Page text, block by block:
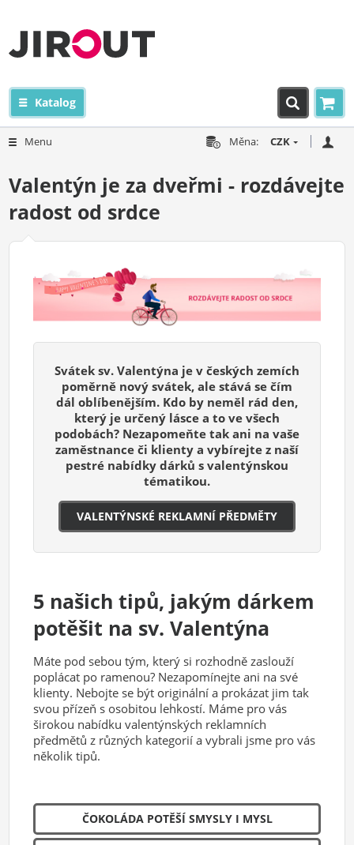
Katalog
Menu Měna: CZK
Valentýn je za dveřmi - rozdávejte
radost od srdce
Svátek sv. Valentýna je v českých zemích
poměrně nový svátek, ale stává se čím
dál oblíbenějším. Kdo by neměl rád den,
který je určený lásce a to ve všech
podobách? Nezapomeňte tak ani na vaše
zaměstnance či klienty a vybírejte z naší
pestré nabídky dárků s valentýnskou
tématikou.
VALENTÝNSKÉ REKLAMNÍ PŘEDMĚTY
5 našich tipů, jakým dárkem
potěšit na sv. Valentýna
Máte pod sebou tým, který si rozhodně zaslouží
poplácat po ramenou? Nezapomínejte ani na své
klienty. Nebojte se být originální a prokázat jim tak
svou přízeň s osobitou lehkostí. Máme pro vás
širokou nabídku valentýnských reklamních
předmětů z různých kategorií a vybrali jsme pro vás
několik tipů.
ČOKOLÁDA POTĚŠÍ SMYSLY I MYSL